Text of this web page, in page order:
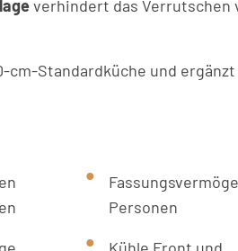
verhindert das Verrutschen
cm-Standardküche und
Personen